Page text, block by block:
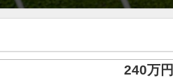
240万円